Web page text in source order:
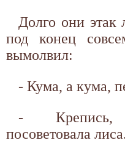
Долго они этак
под конец
вымолвил:
- Кума, а кума,
- Крепись,
посоветовала